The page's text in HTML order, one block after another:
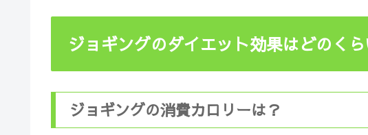
ジョギングのダイエット効果はどのくら
ジョギングの消費カロリーは？